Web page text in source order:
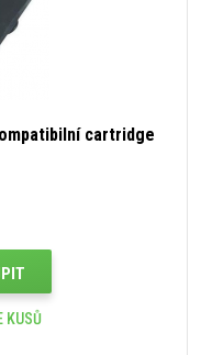
cartridge
KUSŮ